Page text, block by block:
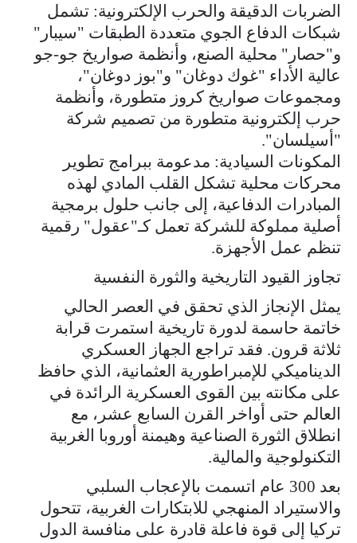
الضربات الدقيقة والحرب الإلكترونية: تشمل
شبكات الدفاع الجوي متعددة الطبقات "سيبار"
و"حصار" محلية الصنع، وأنظمة صواريخ جو-جو
عالية الأداء "غوك دوغان" و"بوز دوغان"،
ومجموعات صواريخ كروز متطورة، وأنظمة
حرب إلكترونية متطورة من تصميم شركة
"أسيلسان".
المكونات السيادية: مدعومة ببرامج تطوير
محركات محلية تشكل القلب المادي لهذه
المبادرات الدفاعية، إلى جانب حلول برمجية
أصلية مملوكة للشركة تعمل كـ"عقول" رقمية
تنظم عمل الأجهزة.
تجاوز القيود التاريخية والثورة النفسية
يمثل الإنجاز الذي تحقق في العصر الحالي
خاتمة حاسمة لدورة تاريخية استمرت قرابة
ثلاثة قرون. فقد تراجع الجهاز العسكري
الديناميكي للإمبراطورية العثمانية، الذي حافظ
على مكانته بين القوى العسكرية الرائدة في
العالم حتى أواخر القرن السابع عشر، مع
انطلاق الثورة الصناعية وهيمنة أوروبا الغربية
التكنولوجية والمالية.
بعد 300 عام اتسمت بالإعجاب السلبي
والاستيراد المنهجي للابتكارات الغربية، تتحول
تركيا إلى قوة فاعلة قادرة على منافسة الدول